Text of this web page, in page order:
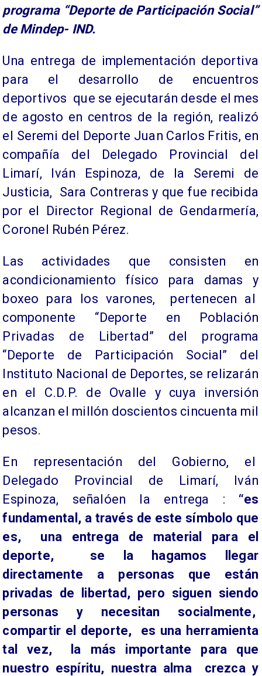
programa “Deporte de Participación Social”
de Mindep- IND.
Una entrega de implementación deportiva
para el desarrollo de encuentros
deportivos que se ejecutarán desde el mes
de agosto en centros de la región, realizó
el Seremi del Deporte Juan Carlos Fritis, en
compañía del Delegado Provincial del
Limarí, Iván Espinoza, de la Seremi de
Justicia, Sara Contreras y que fue recibida
por el Director Regional de Gendarmería,
Coronel Rubén Pérez.
Las actividades que consisten en
acondicionamiento físico para damas y
boxeo para los varones, pertenecen al
componente “Deporte en Población
Privadas de Libertad” del programa
“Deporte de Participación Social” del
Instituto Nacional de Deportes, se relizarán
en el C.D.P. de Ovalle y cuya inversión
alcanzan el millón doscientos cincuenta mil
pesos.
En representación del Gobierno, el
Delegado Provincial de Limarí, Iván
Espinoza, señalóen la entrega : “es
fundamental, a través de este símbolo que
es, una entrega de material para el
deporte, se la hagamos llegar
directamente a personas que están
privadas de libertad, pero siguen siendo
personas y necesitan socialmente,
compartir el deporte, es una herramienta
tal vez, la más importante para que
nuestro espíritu, nuestra alma crezca y